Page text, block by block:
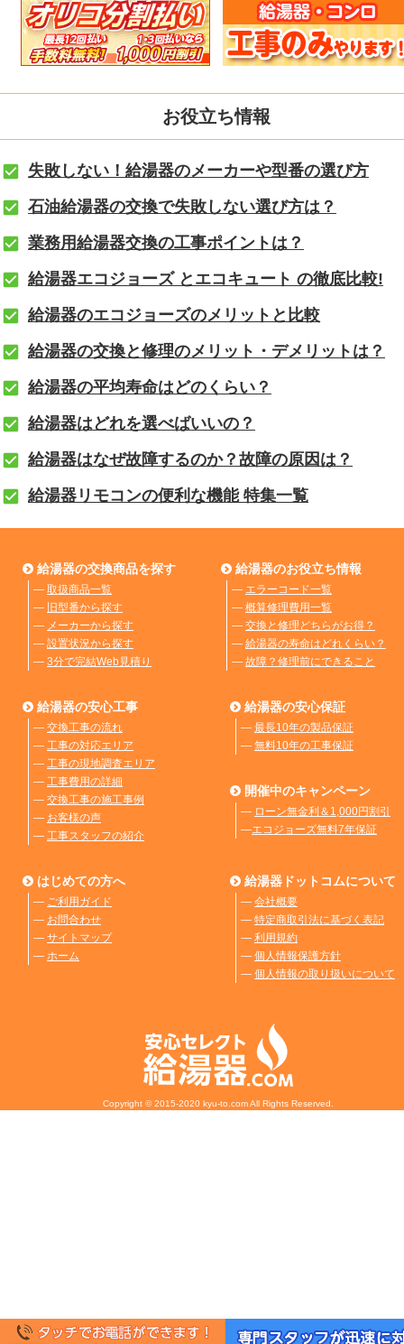
お役立ち情報
失敗しない！給湯器のメーカーや型番の選び方
石油給湯器の交換で失敗しない選び方は？
業務用給湯器交換の工事ポイントは？
給湯器エコジョーズ とエコキュート の徹底比較!
給湯器のエコジョーズのメリットと比較
給湯器の交換と修理のメリット・デメリットは？
給湯器の平均寿命はどのくらい？
給湯器はどれを選べばいいの？
給湯器はなぜ故障するのか？故障の原因は？
給湯器リモコンの便利な機能 特集一覧
給湯器の交換商品を探す
― 取扱商品一覧
― 旧型番から探す
― メーカーから探す
― 設置状況から探す
― 3分で完結Web見積り
給湯器のお役立ち情報
― エラーコード一覧
― 概算修理費用一覧
― 交換と修理どちらがお得？
― 給湯器の寿命はどれくらい？
― 故障？修理前にできること
給湯器の安心工事
― 交換工事の流れ
― 工事の対応エリア
― 工事の現地調査エリア
― 工事費用の詳細
― 交換工事の施工事例
― お客様の声
― 工事スタッフの紹介
給湯器の安心保証
― 最長10年の製品保証
― 無料10年の工事保証
開催中のキャンペーン
― ローン無金利＆1,000円割引
―エコジョーズ無料7年保証
はじめての方へ
― ご利用ガイド
― お問合わせ
― サイトマップ
― ホーム
給湯器ドットコムについて
― 会社概要
― 特定商取引法に基づく表記
― 利用規約
― 個人情報保護方針
― 個人情報の取り扱いについて
Copyright © 2015-2020 kyu-to.com All Rights Reserved.